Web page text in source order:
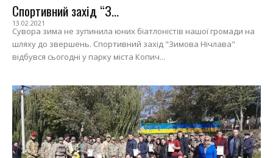
Спортивний захід “З...
13.02.2021
Сувора зима не зупинила юних біатлоністів нашої громади на
шляху до звершень. Спортивний захід "Зимова Нічлава"
відбувся сьогодні у парку міста Копич...